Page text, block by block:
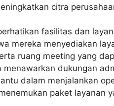
citra
fasilitas dan
mereka menyediakan
ruang meeting yang
menawarkan dukungan
dalam menjalankan
paket layanan